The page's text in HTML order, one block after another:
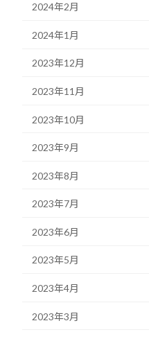
2024年2月
2024年1月
2023年12月
2023年11月
2023年10月
2023年9月
2023年8月
2023年7月
2023年6月
2023年5月
2023年4月
2023年3月